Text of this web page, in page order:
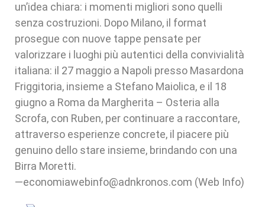
un’idea chiara: i momenti migliori sono quelli
senza costruzioni. Dopo Milano, il format
prosegue con nuove tappe pensate per
valorizzare i luoghi più autentici della convivialità
italiana: il 27 maggio a Napoli presso Masardona
Friggitoria, insieme a Stefano Maiolica, e il 18
giugno a Roma da Margherita – Osteria alla
Scrofa, con Ruben, per continuare a raccontare,
attraverso esperienze concrete, il piacere più
genuino dello stare insieme, brindando con una
Birra Moretti.
—economiawebinfo@adnkronos.com (Web Info)